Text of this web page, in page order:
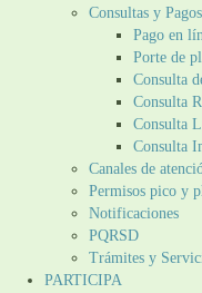
Consultas y
Pago en
Porte de
Consulta
Consulta
Consulta
Consulta
Canales de
Permisos pico y
Notificaciones
PQRSD
Trámites y
PARTICIPA